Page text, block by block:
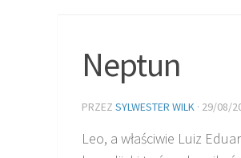
Neptun
PRZEZ SYLWESTER WILK · 29/08/
Leo, a właściwie Luiz